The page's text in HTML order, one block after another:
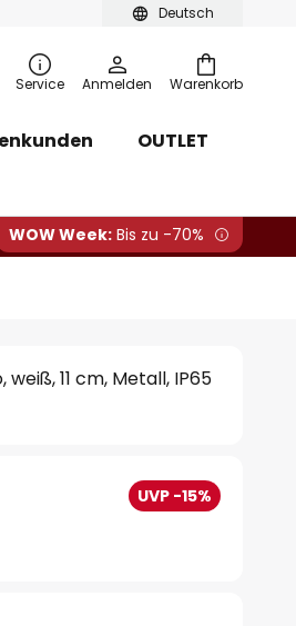
Deutsch
Warenkorb
Service Anmelden
OUTLET
WOW Week: Bis zu -70%
11 cm, Metall, IP65
UVP -15%